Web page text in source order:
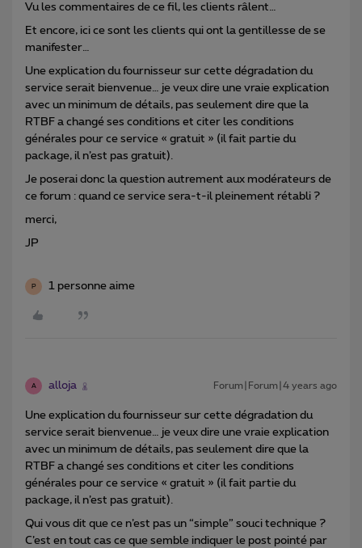
Vu les commentaires de ce fil, les clients râlent…
Et encore, ici ce sont les clients qui ont la gentillesse de se
manifester…
Une explication du fournisseur sur cette dégradation du
service serait bienvenue… je veux dire une vraie explication
avec un minimum de détails, pas seulement dire que la
RTBF a changé ses conditions et citer les conditions
générales pour ce service « gratuit » (il fait partie du
package, il n’est pas gratuit).
Je poserai donc la question autrement aux modérateurs de
ce forum : quand ce service sera-t-il pleinement rétabli ?
merci,
JP
P 1 personne aime
A alloja Forum|Forum|4 years ago
Une explication du fournisseur sur cette dégradation du
service serait bienvenue… je veux dire une vraie explication
avec un minimum de détails, pas seulement dire que la
RTBF a changé ses conditions et citer les conditions
générales pour ce service « gratuit » (il fait partie du
package, il n’est pas gratuit).
Qui vous dit que ce n’est pas un “simple” souci technique ?
C’est en tout cas ce que semble indiquer le post pointé par